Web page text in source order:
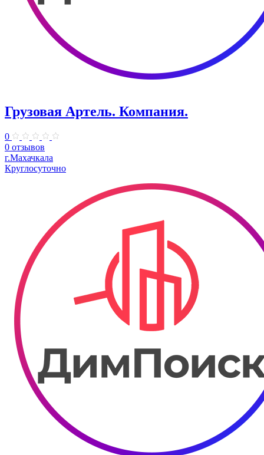
Грузовая Артель. ​Компания.
0
0 отзывов
г.Махачкала
Круглосуточно